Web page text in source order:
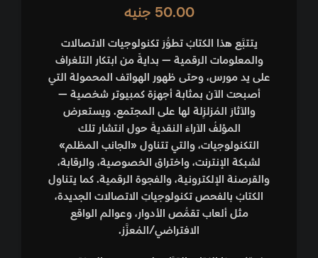
50.00 جنيه
يتتبَّع هذا الكتابُ تطوُّرَ تكنولوجيات الاتصالات
والمعلومات الرقمية — بدايةً من ابتكار التلغراف
على يد مورس، وحتى ظهور الهواتف المحمولة التي
أصبحت الآن بمثابة أجهزة كمبيوتر شخصية —
والآثارَ المُزلزِلة لها على المجتمع. ويستعرض
المؤلفُ الآراءَ النقديةَ حول انتشار تلك
التكنولوجيات، والتي تتناول «الجانب المظلم»
لشبكة الإنترنت، واختراق الخصوصية، والرقابة،
والقرصنة الإلكترونية، والفجوة الرقمية. كما يتناول
الكتابُ بالفحص تكنولوجياتِ الاتصالات الجديدة،
مثل ألعاب تقمُّص الأدوار، وعوالم الواقع
الافتراضي/المُعزَّز.